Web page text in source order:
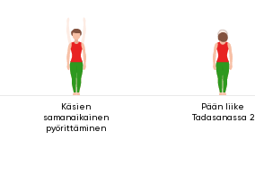
Käsien
samanaikainen
pyörittäminen
Pään liike
Tadasanassa 2